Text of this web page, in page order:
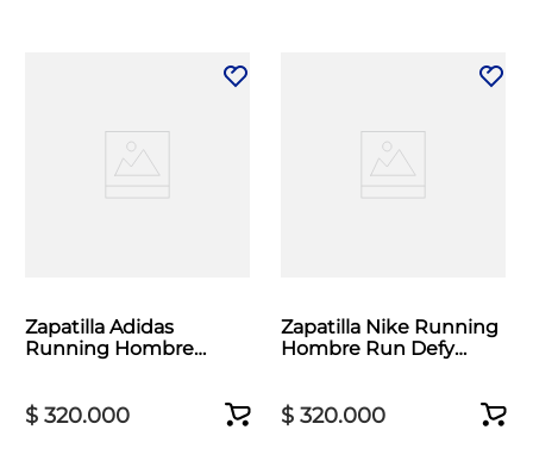
Zapatilla Adidas
Running Hombre
$ 320.000
Zapatilla Nike Running
Hombre Run Defy
$ 320.000